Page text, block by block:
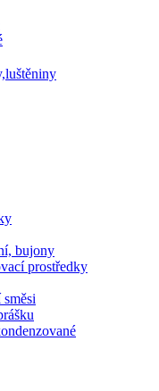
bujony
prostředky